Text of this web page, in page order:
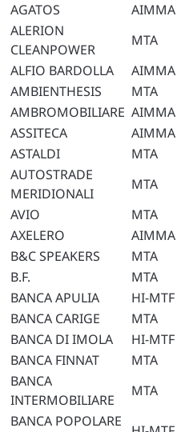
AGATOS
AIMMA
ALERION
CLEANPOWER
MTA
ALFIO BARDOLLA
AIMMA
AMBIENTHESIS
MTA
AMBROMOBILIARE AIMMA
ASSITECA
AIMMA
ASTALDI
MTA
AUTOSTRADE
MERIDIONALI
MTA
AVIO
MTA
AXELERO
AIMMA
B&C SPEAKERS
MTA
B.F.
MTA
BANCA APULIA
HI-MTF
BANCA CARIGE
MTA
BANCA DI IMOLA
HI-MTF
BANCA FINNAT
MTA
BANCA
INTERMOBILIARE
MTA
BANCA POPOLARE